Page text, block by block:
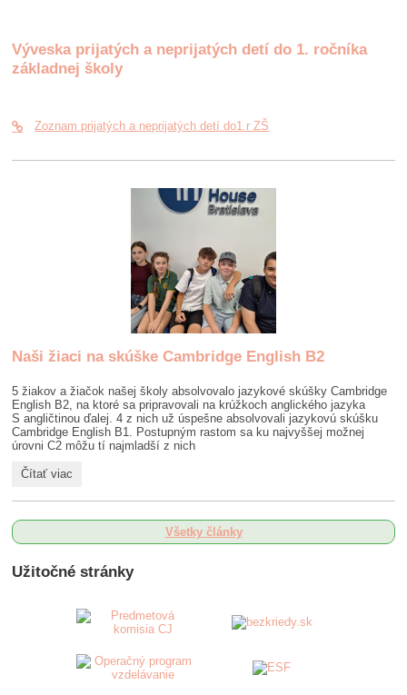
Výveska prijatých a neprijatých detí do 1. ročníka
základnej školy
Zoznam prijatých a neprijatých detí do1.r ZŠ
Naši žiaci na skúške Cambridge English B2
5 žiakov a žiačok našej školy absolvovalo jazykové skúšky Cambridge
English B2, na ktoré sa pripravovali na krúžkoch anglického jazyka
S angličtinou ďalej. 4 z nich už úspešne absolvovali jazykovú skúšku
Cambridge English B1. Postupným rastom sa ku najvyššej možnej
úrovni C2 môžu tí najmladší z nich
Naši
na
English
Čítať viac
Všetky články
Užitočné stránky